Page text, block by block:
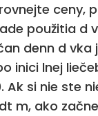
ceny,
použitia d
denn d vka
inici lnej
Ak si nie ste
m, ako